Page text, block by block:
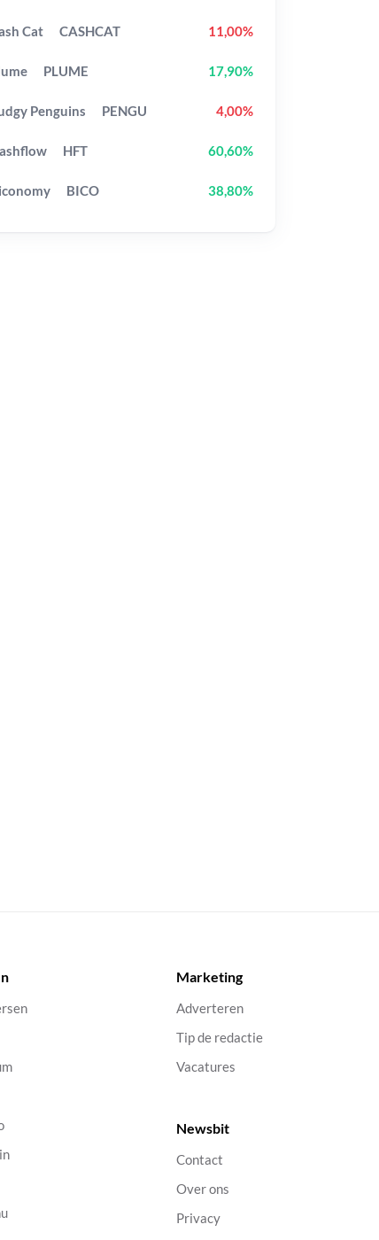
Cat CASHCAT 11,00%
PLUME 17,90%
Penguins PENGU 4,00%
HFT 60,60%
BICO 38,80%
Marketing
Adverteren
Tip de redactie
Vacatures
Newsbit
Contact
Over ons
Privacy